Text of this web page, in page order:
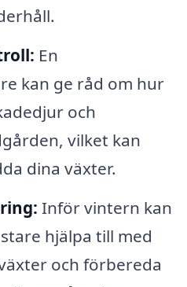
En
kan ge råd om hur
och
vilket kan
dina växter.
Inför vintern kan
hjälpa till med
och förbereda